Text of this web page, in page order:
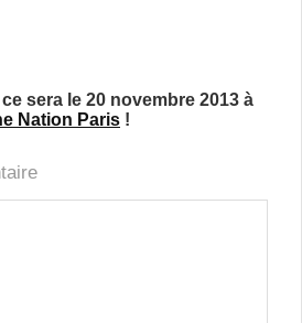
sera le 20 novembre 2013 à
Nation Paris !